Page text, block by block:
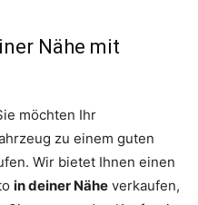
Nähe mit
möchten Ihr
zu einem guten
Wir bietet Ihnen einen
in deiner Nähe verkaufen,